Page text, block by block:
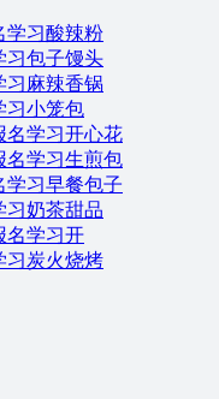
学习酸辣粉
习包子馒头
习麻辣香锅
习小笼包
名学习开心花
名学习生煎包
学习早餐包子
习奶茶甜品
名学习开
习炭火烧烤